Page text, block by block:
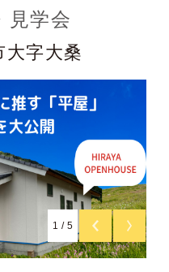
見学会
大字大桑
1 / 5